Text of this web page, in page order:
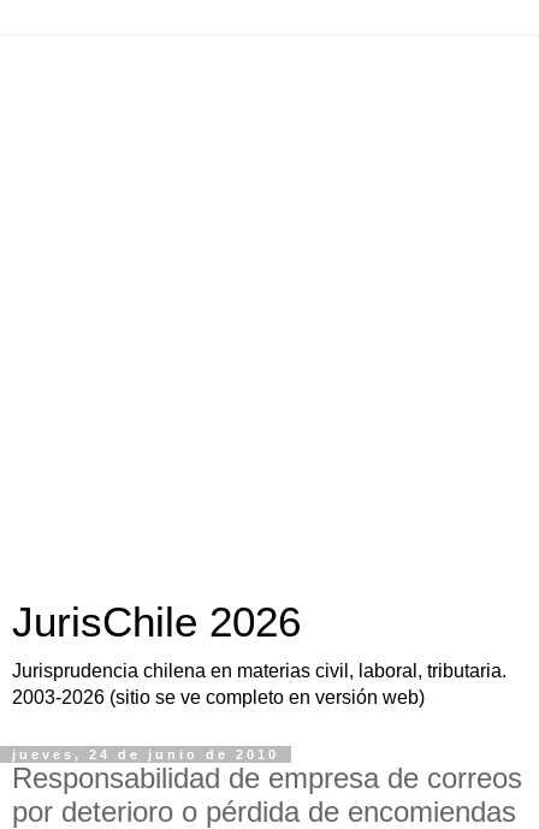
JurisChile 2026
Jurisprudencia chilena en materias civil, laboral, tributaria.
2003-2026 (sitio se ve completo en versión web)
jueves, 24 de junio de 2010
Responsabilidad de empresa de correos
por deterioro o pérdida de encomiendas